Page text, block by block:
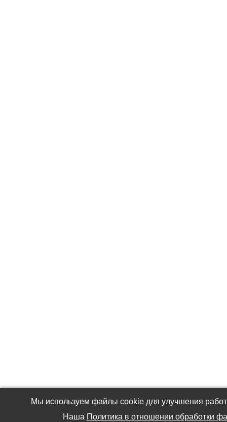
Мы используем файлы cookie для улучшения
Наша Политика в отношении обработки